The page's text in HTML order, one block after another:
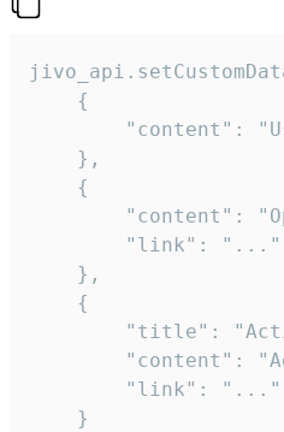
    {
"content":
    },
    {
"content":
        "link": "..."
    },
    {
"title":
"content":
        "link": "..."
    }